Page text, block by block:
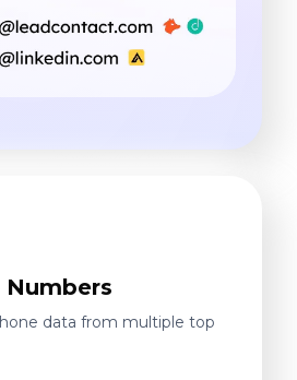
Numbers
data from multiple top